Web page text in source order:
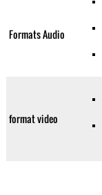
Formats Audio
format video